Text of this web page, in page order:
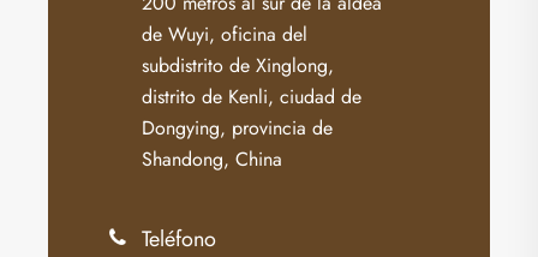
de Wuyi, oficina del
subdistrito de Xinglong,
distrito de Kenli, ciudad de
Dongying, provincia de
Shandong, China
 Teléfono